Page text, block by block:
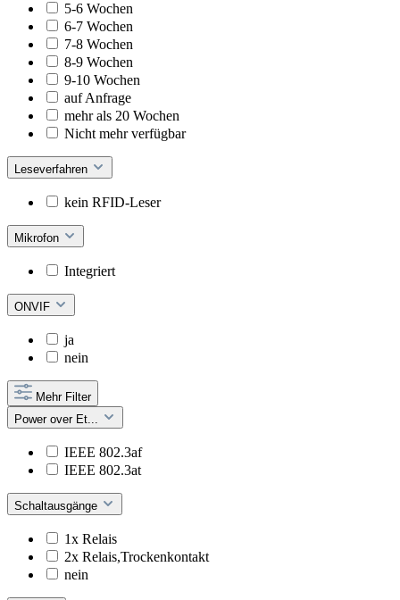
5-6 Wochen
6-7 Wochen
7-8 Wochen
8-9 Wochen
9-10 Wochen
auf Anfrage
mehr als 20 Wochen
Nicht mehr verfügbar
Leseverfahren
kein RFID-Leser
Mikrofon
Integriert
ONVIF
ja
nein
Mehr Filter
Power over Et...
IEEE 802.3af
IEEE 802.3at
Schaltausgänge
1x Relais
2x Relais,Trockenkontakt
nein